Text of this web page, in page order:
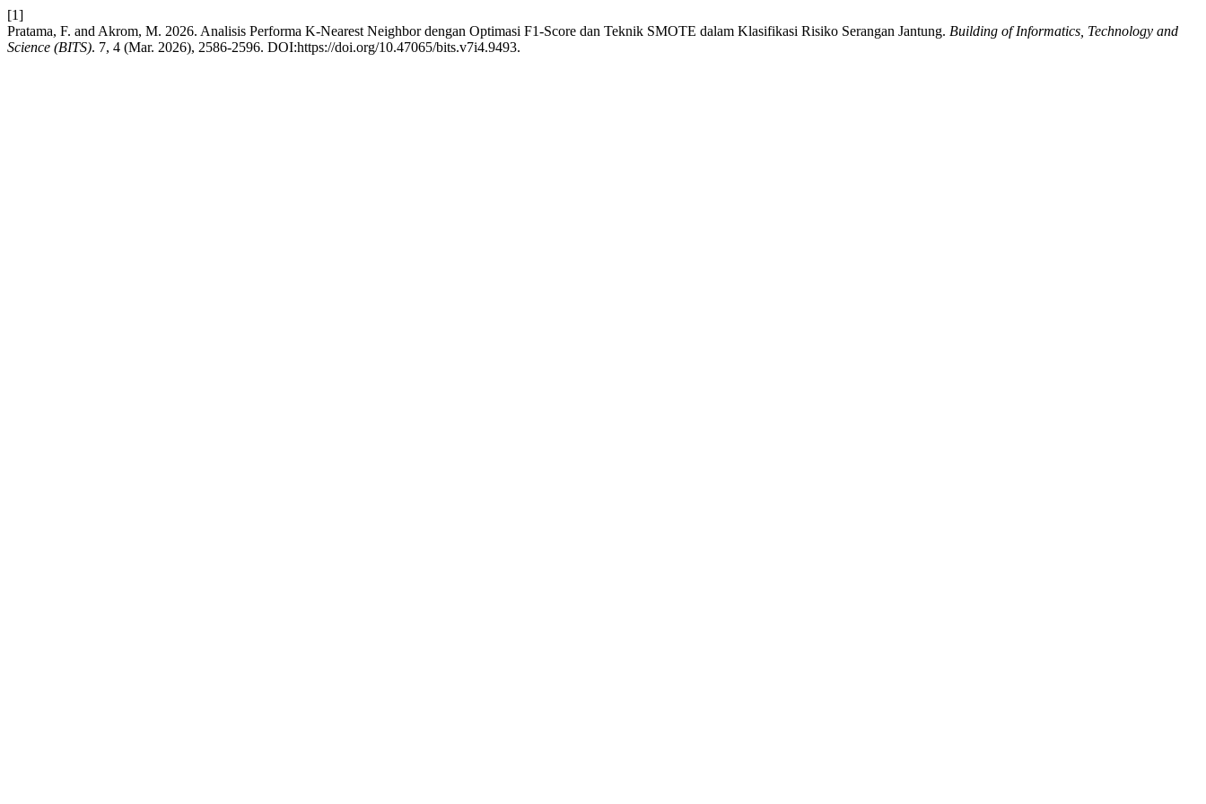
[1]
Pratama, F. and Akrom, M. 2026. Analisis Performa K-Nearest Neighbor dengan Optimasi F1-Score dan Teknik SMOTE dalam Klasifikasi Risiko Serangan Jantung. Building of Informatics, Technology and
Science (BITS). 7, 4 (Mar. 2026), 2586-2596. DOI:https://doi.org/10.47065/bits.v7i4.9493.